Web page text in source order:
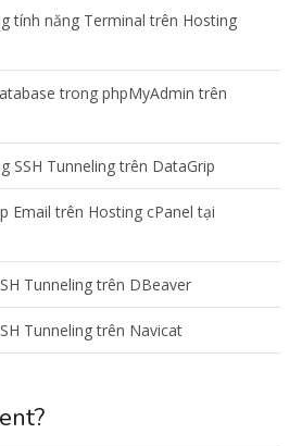
tính năng Terminal trên Hosting
trong phpMyAdmin trên
SSH Tunneling trên DataGrip
Email trên Hosting cPanel tại
Tunneling trên DBeaver
Tunneling trên Navicat